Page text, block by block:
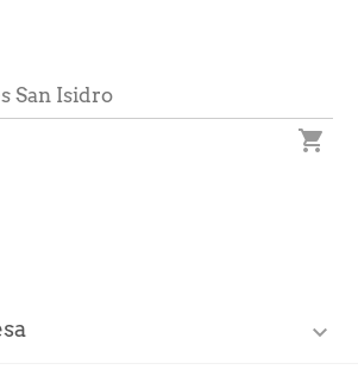
San Isidro

